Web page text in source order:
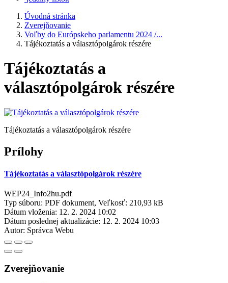
Úvodná stránka
Zverejňovanie
Voľby do Európskeho parlamentu 2024 /...
Tájékoztatás a választópolgárok részére
Tájékoztatás a
választópolgárok részére
Tájékoztatás a választópolgárok részére
Prílohy
Tájékoztatás a választópolgárok részére
WEP24_Info2hu.pdf
Typ súboru: PDF dokument, Veľkosť: 210,93 kB
Dátum vloženia: 12. 2. 2024 10:02
Dátum poslednej aktualizácie: 12. 2. 2024 10:03
Autor: Správca Webu
Zverejňovanie